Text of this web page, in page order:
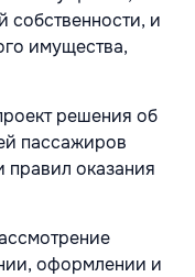
собственности, и
имущества,
решения об
пассажиров
правил оказания
оформлении и